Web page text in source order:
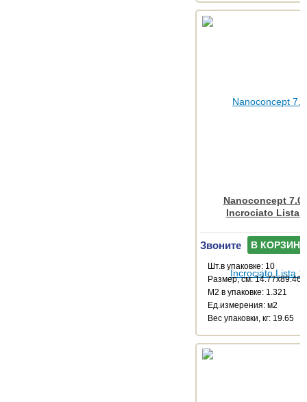
Nanoconcept 7.0
Incrociato Lista
Звоните В КОРЗИНУ
Шт.в упаковке: 10
Размер, см: 14.77x89.46
М2 в упаковке: 1.321
Ед.измерения: м2
Веc упаковки, кг: 19.65